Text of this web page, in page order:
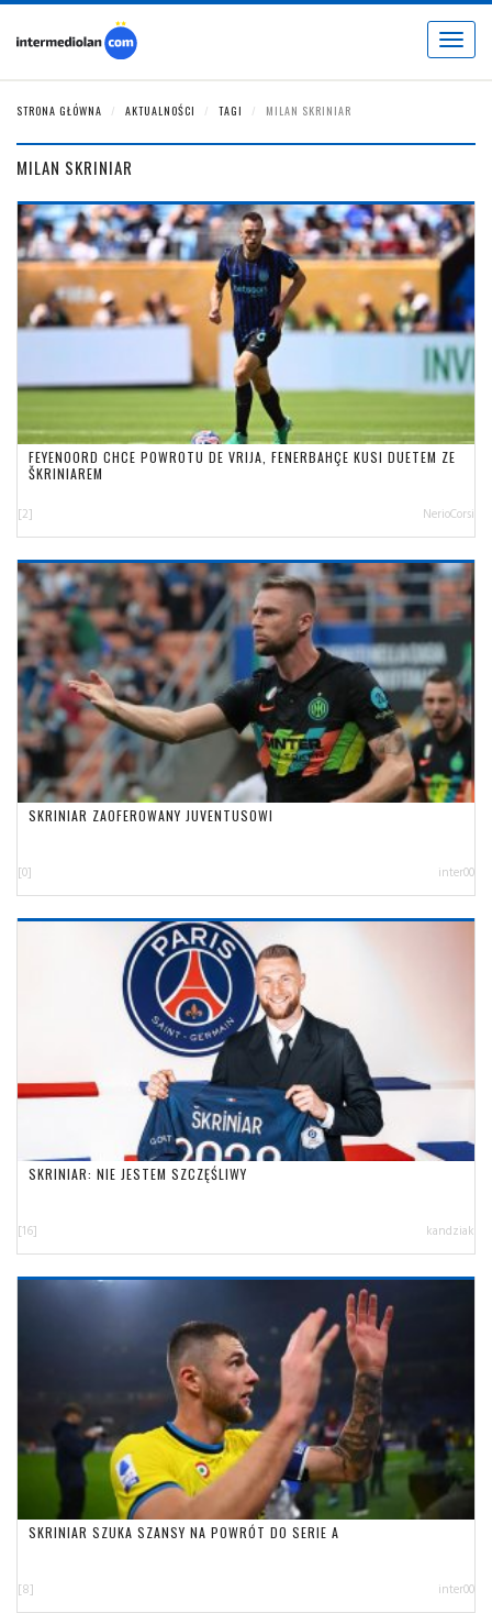
Toggle
STRONA GŁÓWNA AKTUALNOŚCI TAGI MILAN SKRINIAR
MILAN SKRINIAR
FEYENOORD CHCE POWROTU DE VRIJA, FENERBAHÇE KUSI DUETEM ZE
ŠKRINIAREM
[2] NerioCorsi
SKRINIAR ZAOFEROWANY JUVENTUSOWI
[0] inter00
SKRINIAR: NIE JESTEM SZCZĘŚLIWY
[16] kandziak
SKRINIAR SZUKA SZANSY NA POWRÓT DO SERIE A
[8] inter00